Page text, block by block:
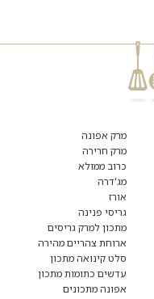
מרק אפונה
מרק חרירה
כרוב ממולא
מג'דרה
אורז
גריסי פנינה
מתכון למרק גריסים
ארוחת צהריים מהירה
סלט קינואה מתכון
עדשים כתומות מתכון
אפונה מתכונים